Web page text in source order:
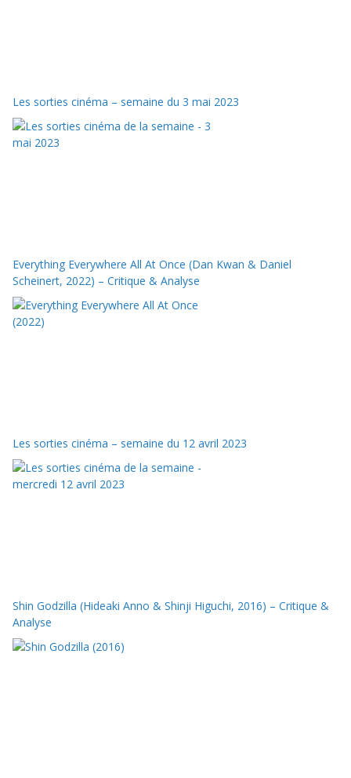
Les sorties cinéma – semaine du 3 mai 2023
Everything Everywhere All At Once (Dan Kwan & Daniel
Scheinert, 2022) – Critique & Analyse
Les sorties cinéma – semaine du 12 avril 2023
Shin Godzilla (Hideaki Anno & Shinji Higuchi, 2016) – Critique &
Analyse